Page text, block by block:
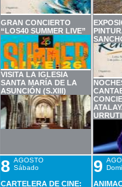
GRAN CONCIERTO
“LOS40 SUMMER LIVE”
VISITA LA IGLESIA
SANTA MARÍA DE LA
ASUNCIÓN (S.XIII)
8 AGOSTO
Sábado
CARTELERA DE CINE:
9